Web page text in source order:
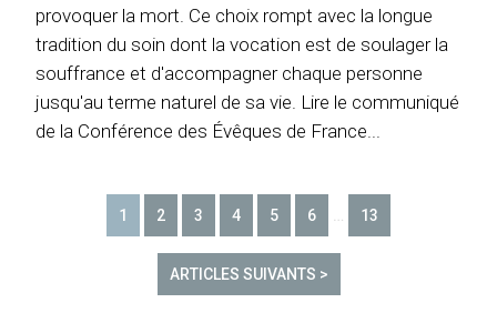
provoquer la mort. Ce choix rompt avec la longue
tradition du soin dont la vocation est de soulager la
souffrance et d'accompagner chaque personne
jusqu'au terme naturel de sa vie. Lire le communiqué
de la Conférence des Évêques de France...
1 2 3 4 5 6 13
ARTICLES SUIVANTS >